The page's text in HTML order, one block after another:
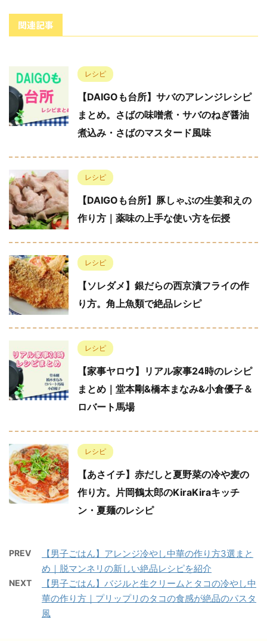
関連記事
レシピ
【DAIGOも台所】サバのアレンジレシピ
まとめ。さばの味噌煮・サバのねぎ醤油
煮込み・さばのマスタード風味
レシピ
【DAIGOも台所】豚しゃぶの生姜和えの
作り方｜薬味の上手な使い方を伝授
レシピ
【ソレダメ】銀だらの西京漬フライの作
り方。角上魚類で絶品レシピ
レシピ
【家事ヤロウ】リアル家事24時のレシピ
まとめ｜堂本剛&橋本まなみ&小倉優子＆
ロバート馬場
レシピ
【あさイチ】赤だしと夏野菜の冷や麦の
作り方。片岡鶴太郎のKiraKiraキッチ
ン・夏麺のレシピ
PREV
【男子ごはん】アレンジ冷やし中華の作り方3選まと
め｜脱マンネリの新しい絶品レシピを紹介
NEXT
【男子ごはん】バジルと生クリームとタコの冷やし中
華の作り方｜プリップリのタコの食感が絶品のパスタ
風